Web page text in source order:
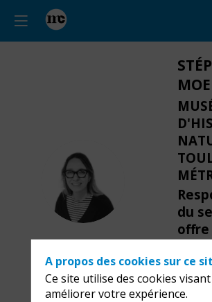
SM
du
offre
A propos des cookies sur ce
Ce site utilise des cookies visant
améliorer votre expérience.